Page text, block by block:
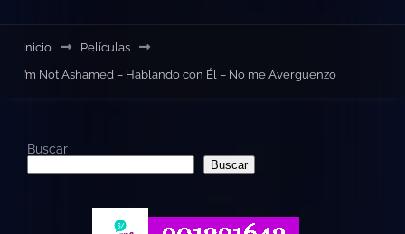
Inicio
Películas
I’m Not Ashamed – Hablando con Él – No me Averguenzo
Buscar
Buscar